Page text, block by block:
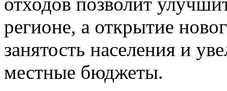
регионе, а открытие
занятость населения и
местные бюджеты.